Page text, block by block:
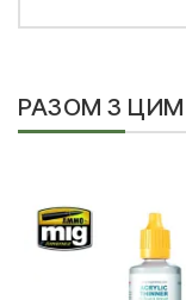
РАЗОМ З